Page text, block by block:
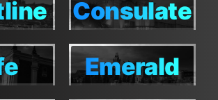
Consulate
Consulate
Emerald
Emerald